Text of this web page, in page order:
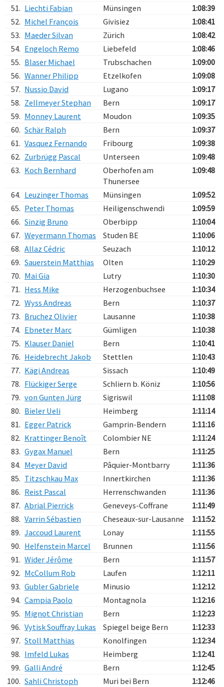
51. Liechti Fabian Münsingen
1:08:39
52. Michel François Givisiez
1:08:41
53. Maeder Silvan Zürich
1:08:42
54. Engeloch Remo Liebefeld
1:08:46
55. Blaser Michael Trubschachen
1:09:00
56. Wanner Philipp Etzelkofen
1:09:08
57. Nussio David Lugano
1:09:17
58. Zellmeyer Stephan Bern
1:09:17
59. Monney Laurent Moudon
1:09:35
60. Schär Ralph Bern
1:09:37
61. Vasquez Fernando Fribourg
1:09:38
62. Zurbrügg Pascal Unterseen
1:09:48
63. Koch Bernhard
Oberhofen am
Thunersee
1:09:48
64. Leuzinger Thomas Münsingen
1:09:52
65. Peter Thomas Heiligenschwendi
1:09:59
66. Sinzig Bruno Oberbipp
1:10:04
67. Weyermann Thomas Studen BE
1:10:06
68. Allaz Cédric Seuzach
1:10:12
69. Sauerstein Matthias Olten
1:10:29
70. Mai Gia Lutry
1:10:30
71. Hess Mike Herzogenbuchsee
1:10:34
72. Wyss Andreas Bern
1:10:37
73. Bruchez Olivier Lausanne
1:10:38
74. Ebneter Marc Gümligen
1:10:38
75. Klauser Daniel Bern
1:10:41
76. Heidebrecht Jakob Stettlen
1:10:43
77. Kägi Andreas Sissach
1:10:49
78. Flückiger Serge Schliern b. Köniz
1:10:56
79. von Gunten Jürg Sigriswil
1:11:08
80. Bieler Ueli Heimberg
1:11:14
81. Egger Patrick Gamprin-Bendern
1:11:16
82. Krattinger Benoît Colombier NE
1:11:24
83. Gygax Manuel Bern
1:11:25
84. Meyer David Pâquier-Montbarry
1:11:36
85. Titzschkau Max Innertkirchen
1:11:36
86. Reist Pascal Herrenschwanden
1:11:36
87. Abrial Pierrick Geneveys-Coffrane
1:11:49
88. Varrin Sébastien Cheseaux-sur-Lausanne
1:11:52
89. Jaccoud Laurent Lonay
1:11:55
90. Helfenstein Marcel Brunnen
1:11:56
91. Wider Jérôme Bern
1:11:57
92. McCollum Rob Laufen
1:12:11
93. Gubler Gabriele Minusio
1:12:12
94. Campia Paolo Montagnola
1:12:16
95. Mignot Christian Bern
1:12:23
96. Vytisk Souffray Lukas Spiegel beige Bern
1:12:33
97. Stoll Matthias Konolfingen
1:12:34
98. Imfeld Lukas Heimberg
1:12:41
99. Galli André Bern
1:12:45
100. Sahli Christoph Muri bei Bern 1:12:46